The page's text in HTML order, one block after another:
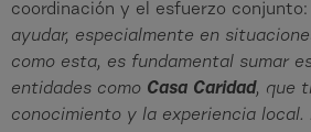
coordinación y el esfuerzo conjunto:
ayudar, especialmente en
como esta, es fundamental sumar
entidades como Casa Caridad, que
conocimiento y la experiencia local.